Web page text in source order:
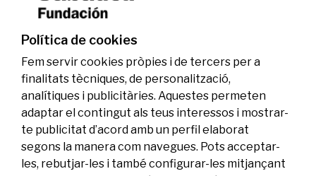
investigadors en els àmbits de l’edició del
genoma i l’energia neta
Política de cookies
Fem servir cookies pròpies i de tercers per a
finalitats tècniques, de personalització,
analítiques i publicitàries. Aquestes permeten
adaptar el contingut als teus interessos i mostrar-
te publicitat d’acord amb un perfil elaborat
segons la manera com navegues. Pots acceptar-
les, rebutjar-les i també configurar-les mitjançant